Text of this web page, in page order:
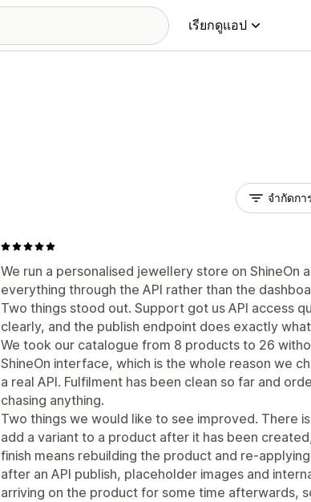
เรียกดูแอป
จำกัดกา
We run a personalised jewellery store on ShineOn
everything through the API rather than the
Two things stood out. Support got us API access
clearly, and the publish endpoint does exactly
We took our catalogue from 8 products to 26
ShineOn interface, which is the whole reason we
a real API. Fulfilment has been clean so far and
chasing anything.
Two things we would like to see improved. There
add a variant to a product after it has been
finish means rebuilding the product and re-
after an API publish, placeholder images and
arriving on the product for some time afterwards,